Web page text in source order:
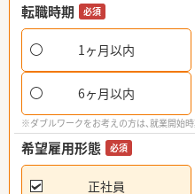
転職時期 必須
1ヶ月以内
6ヶ月以内
※ダブルワークをお考えの方は、就業開始
希望雇用形態 必須
正社員